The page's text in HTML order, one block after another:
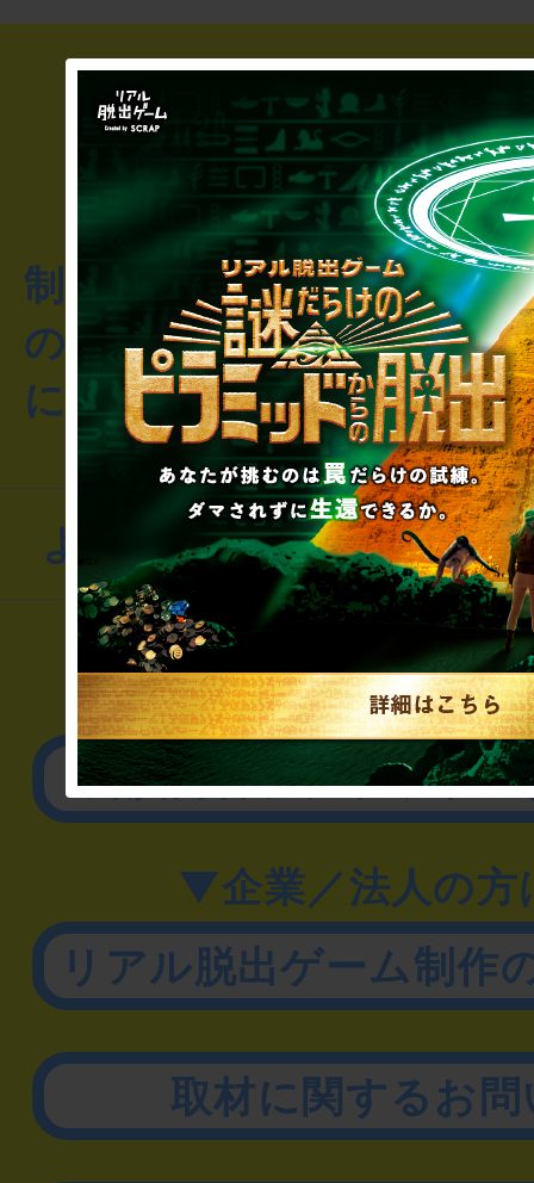
制作のご相談・コラボレ
のお客様からのご質問や
にお問い合わせください
よくあるお問い合わせ
▼一般のお客様
公演内容、チケット
▼企業／法人の方
リアル脱出ゲーム制作
取材に関するお